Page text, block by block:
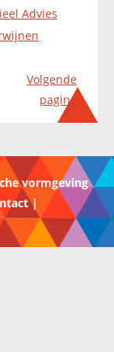
Advies
Volgende
pagina
vormgeving
|